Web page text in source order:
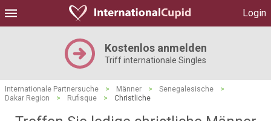
Login
Kostenlos anmelden
Triff internationale Singles
Internationale Partnersuche > Männer > Senegalesische
>
Dakar Region
> Rufisque > Christliche